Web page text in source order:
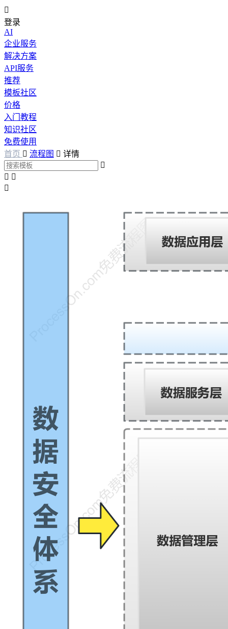

登录
AI
企业服务
解决方案
API服务
推荐
模板社区
价格
入门教程
知识社区
免费使用
首页  流程图  详情

 
